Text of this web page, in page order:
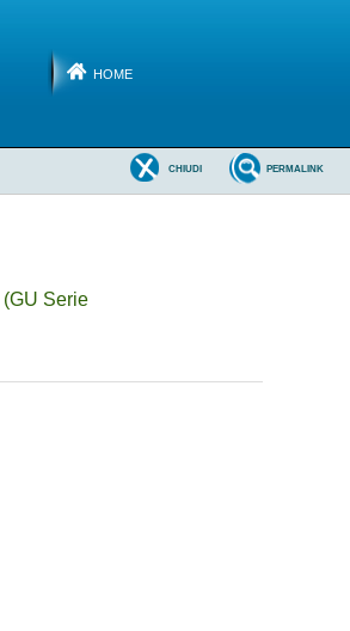
HOME
PERMALINK
CHIUDI
(GU Serie